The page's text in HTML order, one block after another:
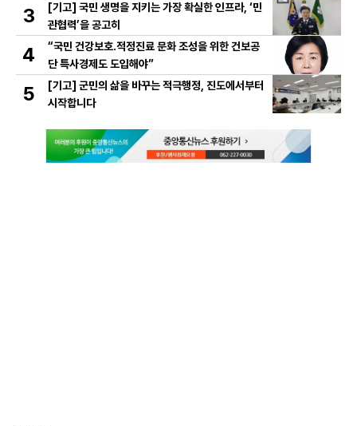
3
[기고] 국민 생명을 지키는 가장 확실한 인프라, ‘민
관협력’을 공고히
4
“국민 건강보호․적정진료 문화 조성을 위한 건보공
단 특사경제도 도입해야”
5
[기고] 군민의 삶을 바꾸는 적극행정, 진도에서부터
시작합니다